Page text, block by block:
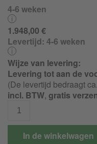
4-6 weken
1.948,00 €
Levertijd: 4-6 weken
Wijze van levering:
Levering tot aan de
(De levertijd bedraagt
incl. BTW, gratis
In de winkelwagen